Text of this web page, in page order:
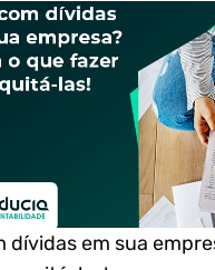
dívidas em sua